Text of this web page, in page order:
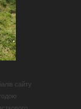
сайту